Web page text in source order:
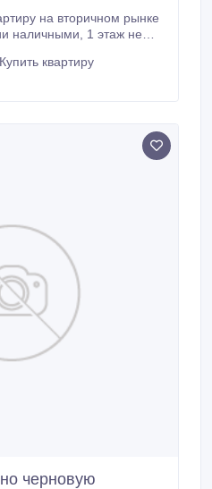
на вторичном рынке
наличными, 1 этаж не
Купить квартиру
черновую